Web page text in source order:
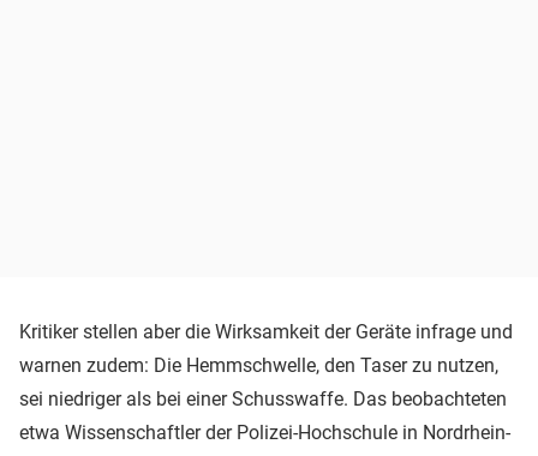
Kritiker stellen aber die Wirksamkeit der Geräte infrage und
warnen zudem: Die Hemmschwelle, den Taser zu nutzen,
sei niedriger als bei einer Schusswaffe. Das beobachteten
etwa Wissenschaftler der Polizei-Hochschule in Nordrhein-